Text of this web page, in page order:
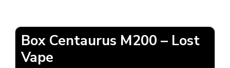
Box Centaurus M200 – Lost
Vape